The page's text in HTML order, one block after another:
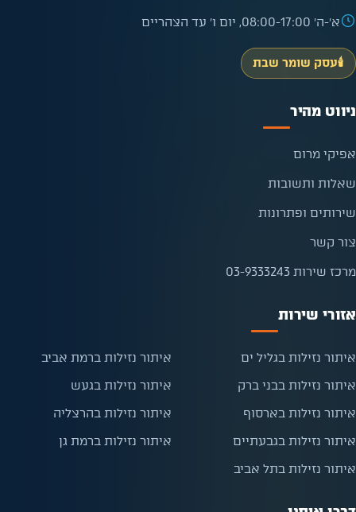
א׳-ה׳ 08:00-17:00, יום ו׳ עד הצהריים
🕯️עסק שומר שבת
ניווט מהיר
אפיקי מרום
שאלות ותשובות
שירותים ופתרונות
צור קשר
מרכז שירות 03-9333243
אזורי שירות
איתור נזילות בגליל ים
איתור נזילות ברמת אביב
איתור נזילות בבני ברק
איתור נזילות בגעש
איתור נזילות בארסוף
איתור נזילות בהרצליה
איתור נזילות בגבעתיים
איתור נזילות ברמת גן
איתור נזילות בתל אביב